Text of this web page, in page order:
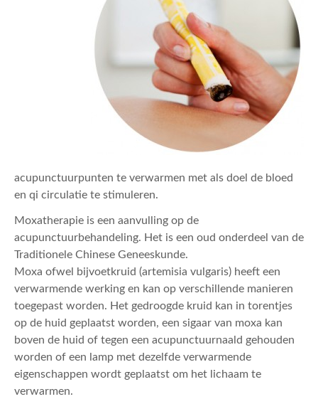
acupunctuurpunten te verwarmen met als doel de bloed
en qi circulatie te stimuleren.
Moxatherapie is een aanvulling op de
acupunctuurbehandeling. Het is een oud onderdeel van de
Traditionele Chinese Geneeskunde.
Moxa ofwel bijvoetkruid (artemisia vulgaris) heeft een
verwarmende werking en kan op verschillende manieren
toegepast worden. Het gedroogde kruid kan in torentjes
op de huid geplaatst worden, een sigaar van moxa kan
boven de huid of tegen een acupunctuurnaald gehouden
worden of een lamp met dezelfde verwarmende
eigenschappen wordt geplaatst om het lichaam te
verwarmen.